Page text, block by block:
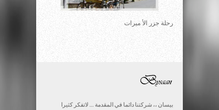
رحلة جزر الأ ميرات
بيسان ،، شركتنا دائما في المقدمة ... لاتفكر كثيرا